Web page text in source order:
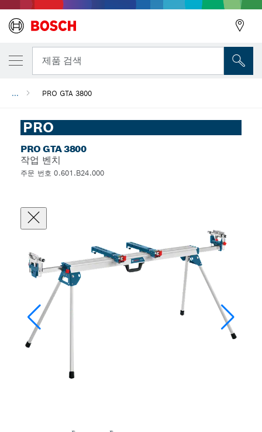
제품 검색
... PRO GTA 3800
PRO
PRO GTA 3800
작업 벤치
주문 번호 0.601.B24.000